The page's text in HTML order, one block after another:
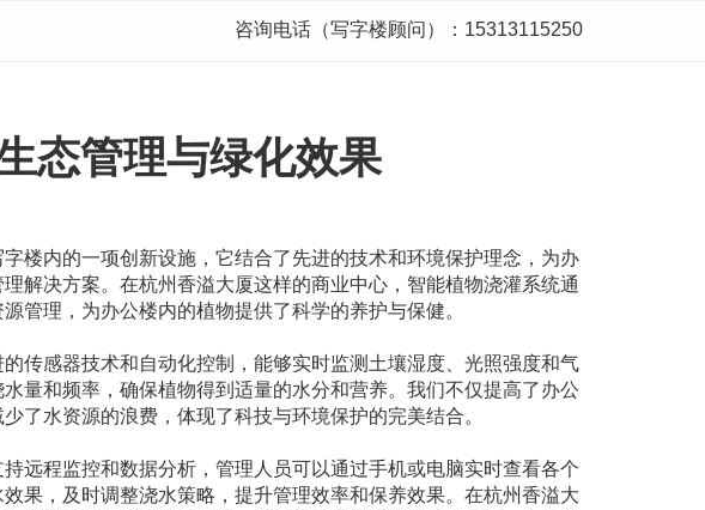
咨询电话（写字楼顾问）：15313115250
态管理与绿化效果
楼内的一项创新设施，它结合了先进的技术和环境保护理念，为办
解决方案。在杭州香溢大厦这样的商业中心，智能植物浇灌系统通
管理，为办公楼内的植物提供了科学的养护与保健。
传感器技术和自动化控制，能够实时监测土壤湿度、光照强度和气
量和频率，确保植物得到适量的水分和营养。我们不仅提高了办公
了水资源的浪费，体现了科技与环境保护的完美结合。
远程监控和数据分析，管理人员可以通过手机或电脑实时查看各个
果，及时调整浇水策略，提升管理效率和保养效果。在杭州香溢大